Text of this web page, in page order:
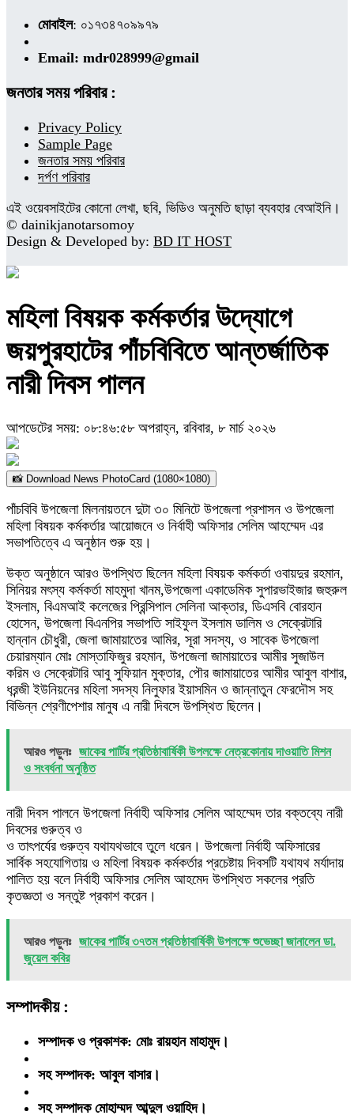
মোবাইল: ০১৭৩৪৭০৯৯৭৯
Email: mdr028999@gmail
জনতার সময় পরিবার :
Privacy Policy
Sample Page
জনতার সময় পরিবার
দর্পণ পরিবার
এই ওয়েবসাইটের কোনো লেখা, ছবি, ভিডিও অনুমতি ছাড়া ব্যবহার বেআইনি।
© dainikjanotarsomoy
Design & Developed by: BD IT HOST
মহিলা বিষয়ক কর্মকর্তার উদ্যোগে
জয়পুরহাটের পাঁচবিবিতে আন্তর্জাতিক
নারী দিবস পালন
আপডেটের সময়: ০৮:৪৬:৫৮ অপরাহ্ন, রবিবার, ৮ মার্চ ২০২৬
📸 Download News PhotoCard (1080×1080)
পাঁচবিবি উপজেলা মিলনায়তনে দুটা ৩০ মিনিটে উপজেলা প্রশাসন ও উপজেলা
মহিলা বিষয়ক কর্মকর্তার আয়োজনে ও নির্বাহী অফিসার সেলিম আহম্মেদ এর
সভাপতিত্বে এ অনুষ্ঠান শুরু হয়।
উক্ত অনুষ্ঠানে আরও উপস্থিত ছিলেন মহিলা বিষয়ক কর্মকর্তা ওবায়দুর রহমান,
সিনিয়র মৎস্য কর্মকর্তা মাহমুদা খানম,উপজেলা একাডেমিক সুপারভাইজার জহুরুল
ইসলাম, বিএমআই কলেজের প্রিন্সিপাল সেলিনা আক্তার, ডিএসবি বোরহান
হোসেন, উপজেলা বিএনপির সভাপতি সাইফুল ইসলাম ডালিম ও সেক্রেটারি
হান্নান চৌধুরী, জেলা জামায়াতের আমির, সূরা সদস্য, ও সাবেক উপজেলা
চেয়ারম্যান মোঃ মোস্তাফিজুর রহমান, উপজেলা জামায়াতের আমীর সুজাউল
করিম ও সেক্রেটারি আবু সুফিয়ান মুক্তার, পৌর জামায়াতের আমীর আবুল বাশার,
ধরন্জী ইউনিয়নের মহিলা সদস্য নিলুফার ইয়াসমিন ও জান্নাতুন ফেরদৌস সহ
বিভিন্ন শ্রেণীপেশার মানুষ এ নারী দিবসে উপস্থিত ছিলেন।
আরও পড়ুনঃ জাকের পার্টির প্রতিষ্ঠাবার্ষিকী উপলক্ষে নেত্রকোনায় দাওয়াতি মিশন
ও সংবর্ধনা অনুষ্ঠিত
নারী দিবস পালনে উপজেলা নির্বাহী অফিসার সেলিম আহম্মেদ তার বক্তব্যে নারী
দিবসের গুরুত্ব ও
ও তাৎপর্যের গুরুত্ব যথাযথভাবে তুলে ধরেন। উপজেলা নির্বাহী অফিসারের
সার্বিক সহযোগিতায় ও মহিলা বিষয়ক কর্মকর্তার প্রচেষ্টায় দিবসটি যথাযথ মর্যাদায়
পালিত হয় বলে নির্বাহী অফিসার সেলিম আহমেদ উপস্থিত সকলের প্রতি
কৃতজ্ঞতা ও সন্তুষ্ট প্রকাশ করেন।
আরও পড়ুনঃ জাকের পার্টির ৩৭তম প্রতিষ্ঠাবার্ষিকী উপলক্ষে শুভেচ্ছা জানালেন ডা.
জুয়েল কবির
সম্পাদকীয় :
সম্পাদক ও প্রকাশক: মোঃ রায়হান মাহামুদ।
সহ সম্পাদক: আবুল বাসার।
সহ সম্পাদক মোহাম্মদ আব্দুল ওয়াহিদ।